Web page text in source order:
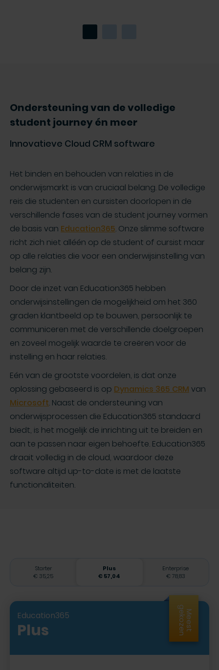
Ondersteuning van de volledige
student journey én meer
Innovatieve Cloud CRM software
Het binden en behouden van relaties in de
onderwijsmarkt is van cruciaal belang. De volledige
reis die studenten en cursisten doorlopen in de
verschillende fases van de student journey vormen
de basis van Education365. Onze slimme software
richt zich niet alléén op de student of cursist maar
op alle relaties die voor een onderwijsinstelling van
belang zijn.
Door de inzet van Education365 hebben
onderwijsinstellingen de mogelijkheid om het 360
graden klantbeeld op te bouwen, persoonlijk te
communiceren met de verschillende doelgroepen
en zoveel mogelijk waarde te creëren voor de
instelling en haar relaties.
Eén van de grootste voordelen, is dat onze
oplossing gebaseerd is op Dynamics 365 CRM van
Microsoft. Naast de ondersteuning van
onderwijsprocessen die Education365 standaard
biedt, is het mogelijk de inrichting uit te breiden en
aan te passen naar eigen behoefte. Education365
draait volledig in de cloud, waardoor deze
software altijd up-to-date is met de laatste
functionaliteiten.
Starter
€ 35,25
Plus
€ 57,04
Enterprise
€ 78,83
M
e
e
s
t
ge
k
o
z
e
n
Education365
Plus